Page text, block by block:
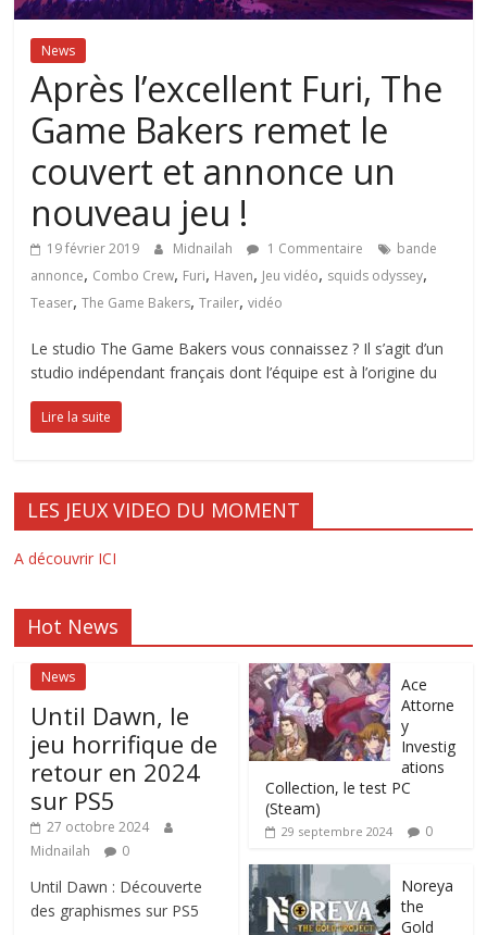
News
Après l’excellent Furi, The
Game Bakers remet le
couvert et annonce un
nouveau jeu !
19 février 2019 Midnailah 1 Commentaire
bande
annonce, Combo Crew, Furi, Haven, Jeu vidéo, squids odyssey,
Teaser,The Game Bakers,Trailer,vidéo
Le studio The Game Bakers vous connaissez ? Il s’agit d’un
studio indépendant français dont l’équipe est à l’origine du
Lire la suite
LES JEUX VIDEO DU MOMENT
A découvrir ICI
Hot News
News
Until Dawn, le
jeu horrifique de
retour en 2024
sur PS5
27 octobre 2024
Midnailah
0
Until Dawn : Découverte
des graphismes sur PS5
Ace
Attorne
y
Investig
ations
Collection, le test PC
(Steam)
29 septembre 2024 0
Noreya
the
Gold